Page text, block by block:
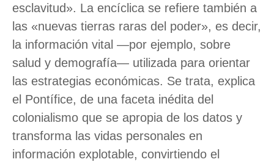
esclavitud». La encíclica se refiere también a
las «nuevas tierras raras del poder», es decir,
la información vital —por ejemplo, sobre
salud y demografía— utilizada para orientar
las estrategias económicas. Se trata, explica
el Pontífice, de una faceta inédita del
colonialismo que se apropia de los datos y
transforma las vidas personales en
información explotable, convirtiendo el